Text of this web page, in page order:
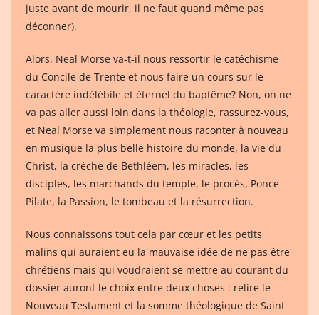
juste avant de mourir, il ne faut quand même pas
déconner).
Alors, Neal Morse va-t-il nous ressortir le catéchisme
du Concile de Trente et nous faire un cours sur le
caractère indélébile et éternel du baptême? Non, on ne
va pas aller aussi loin dans la théologie, rassurez-vous,
et Neal Morse va simplement nous raconter à nouveau
en musique la plus belle histoire du monde, la vie du
Christ, la crèche de Bethléem, les miracles, les
disciples, les marchands du temple, le procès, Ponce
Pilate, la Passion, le tombeau et la résurrection.
Nous connaissons tout cela par cœur et les petits
malins qui auraient eu la mauvaise idée de ne pas être
chrétiens mais qui voudraient se mettre au courant du
dossier auront le choix entre deux choses : relire le
Nouveau Testament et la somme théologique de Saint